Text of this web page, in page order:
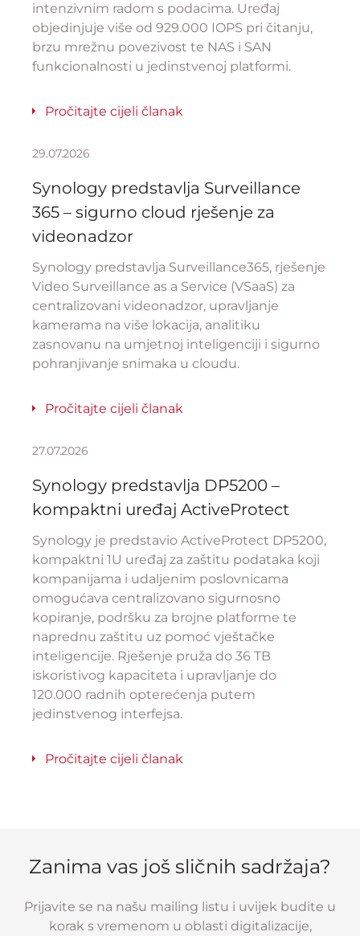
intenzivnim radom s podacima. Uređaj
objedinjuje više od 929.000 IOPS pri čitanju,
brzu mrežnu povezivost te NAS i SAN
funkcionalnosti u jedinstvenoj platformi.
Pročitajte cijeli članak
29.07.2026
Synology predstavlja Surveillance
365 – sigurno cloud rješenje za
videonadzor
Synology predstavlja Surveillance365, rješenje
Video Surveillance as a Service (VSaaS) za
centralizovani videonadzor, upravljanje
kamerama na više lokacija, analitiku
zasnovanu na umjetnoj inteligenciji i sigurno
pohranjivanje snimaka u cloudu.
Pročitajte cijeli članak
27.07.2026
Synology predstavlja DP5200 –
kompaktni uređaj ActiveProtect
Synology je predstavio ActiveProtect DP5200,
kompaktni 1U uređaj za zaštitu podataka koji
kompanijama i udaljenim poslovnicama
omogućava centralizovano sigurnosno
kopiranje, podršku za brojne platforme te
naprednu zaštitu uz pomoć vještačke
inteligencije. Rješenje pruža do 36 TB
iskoristivog kapaciteta i upravljanje do
120.000 radnih opterećenja putem
jedinstvenog interfejsa.
Pročitajte cijeli članak
Zanima vas još sličnih sadržaja?
Prijavite se na našu mailing listu i uvijek budite u
korak s vremenom u oblasti digitalizacije,